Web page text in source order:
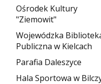
Ośrodek Kultury
"Ziemowit"
Wojewódzka
Publiczna w Kielcach
Parafia Daleszyce
Hala Sportowa w